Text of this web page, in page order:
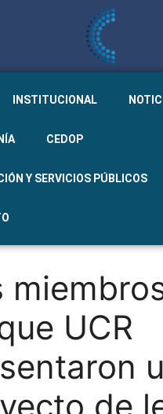
INSTITUCIONAL
CEDOP
Y SERVICIOS PÚBLICOS
UCR
de